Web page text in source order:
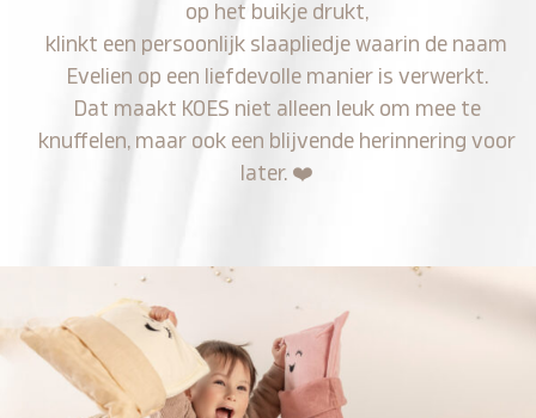
op het buikje drukt,
klinkt een persoonlijk slaapliedje waarin de naam
Evelien op een liefdevolle manier is verwerkt.
Dat maakt KOES niet alleen leuk om mee te
knuffelen, maar ook een blijvende herinnering voor
later. ❤️